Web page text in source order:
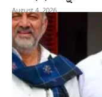
August 4, 2026